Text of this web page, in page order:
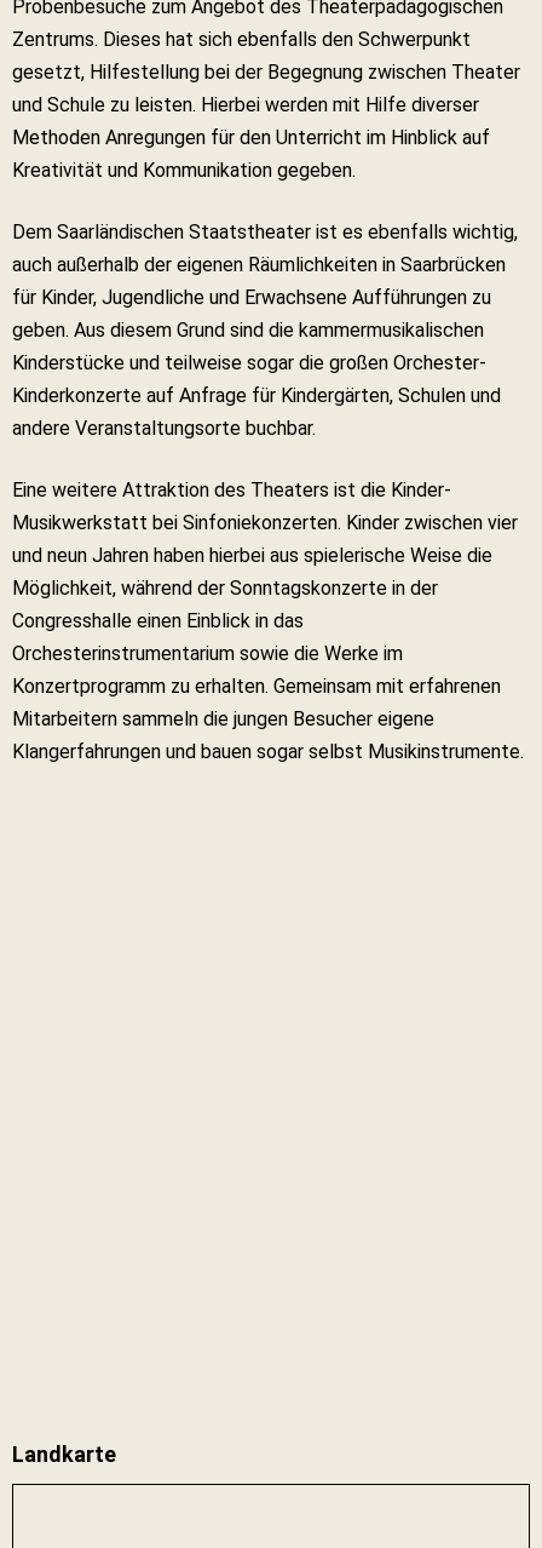
Probenbesuche zum Angebot des Theaterpädagogischen
Zentrums. Dieses hat sich ebenfalls den Schwerpunkt
gesetzt, Hilfestellung bei der Begegnung zwischen Theater
und Schule zu leisten. Hierbei werden mit Hilfe diverser
Methoden Anregungen für den Unterricht im Hinblick auf
Kreativität und Kommunikation gegeben.
Dem Saarländischen Staatstheater ist es ebenfalls wichtig,
auch außerhalb der eigenen Räumlichkeiten in Saarbrücken
für Kinder, Jugendliche und Erwachsene Aufführungen zu
geben. Aus diesem Grund sind die kammermusikalischen
Kinderstücke und teilweise sogar die großen Orchester-
Kinderkonzerte auf Anfrage für Kindergärten, Schulen und
andere Veranstaltungsorte buchbar.
Eine weitere Attraktion des Theaters ist die Kinder-
Musikwerkstatt bei Sinfoniekonzerten. Kinder zwischen vier
und neun Jahren haben hierbei aus spielerische Weise die
Möglichkeit, während der Sonntagskonzerte in der
Congresshalle einen Einblick in das
Orchesterinstrumentarium sowie die Werke im
Konzertprogramm zu erhalten. Gemeinsam mit erfahrenen
Mitarbeitern sammeln die jungen Besucher eigene
Klangerfahrungen und bauen sogar selbst Musikinstrumente.
Landkarte